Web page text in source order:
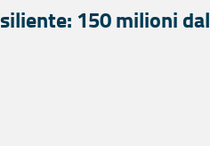
150 milioni